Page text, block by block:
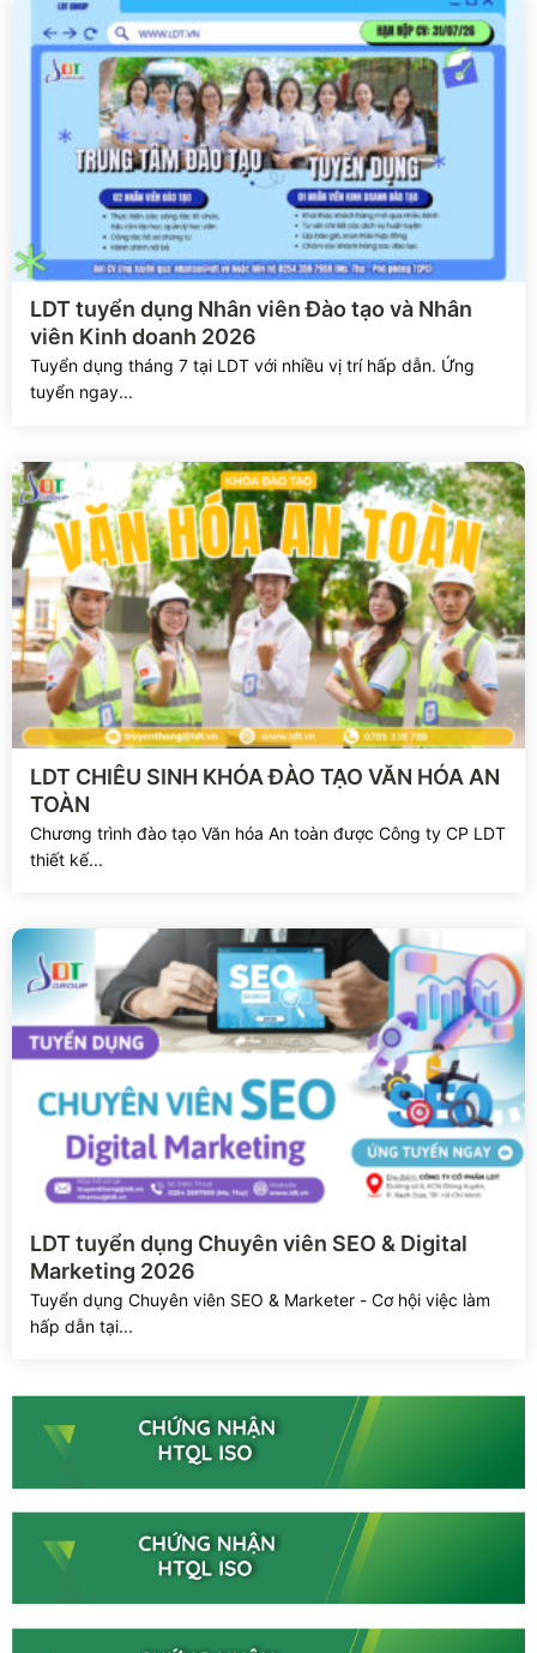
Xem chi tiết
LDT tuyển dụng Nhân viên Đào tạo và Nhân
viên Kinh doanh 2026
Tuyển dụng tháng 7 tại LDT với nhiều vị trí hấp dẫn. Ứng
tuyển ngay...
Xem chi tiết
LDT CHIÊU SINH KHÓA ĐÀO TẠO VĂN HÓA AN
TOÀN
Chương trình đào tạo Văn hóa An toàn được Công ty CP LDT
thiết kế...
Xem chi tiết
LDT tuyển dụng Chuyên viên SEO & Digital
Marketing 2026
Tuyển dụng Chuyên viên SEO & Marketer - Cơ hội việc làm
hấp dẫn tại...